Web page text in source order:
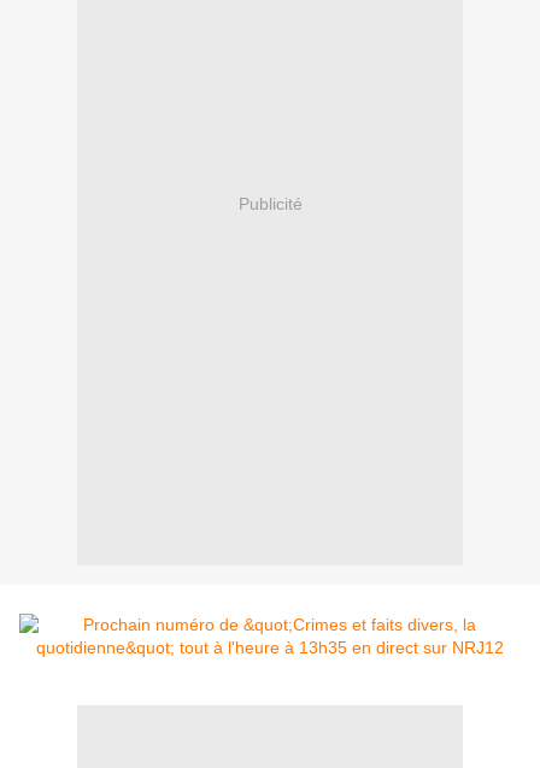
Publicité